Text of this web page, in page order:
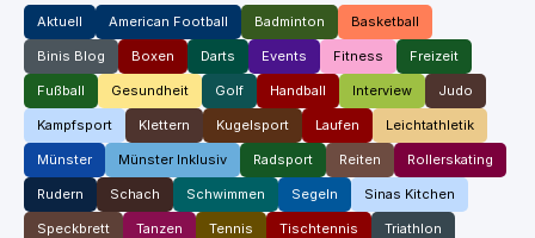
Aktuell American Football Badminton Basketball
Binis Blog Boxen Darts Events Fitness Freizeit
Fußball Gesundheit Golf Handball Interview Judo
Kampfsport Klettern Kugelsport Laufen Leichtathletik
Münster Münster Inklusiv Radsport Reiten Rollerskating
Rudern Schach Schwimmen Segeln Sinas Kitchen
Speckbrett Tanzen Tennis Tischtennis Triathlon